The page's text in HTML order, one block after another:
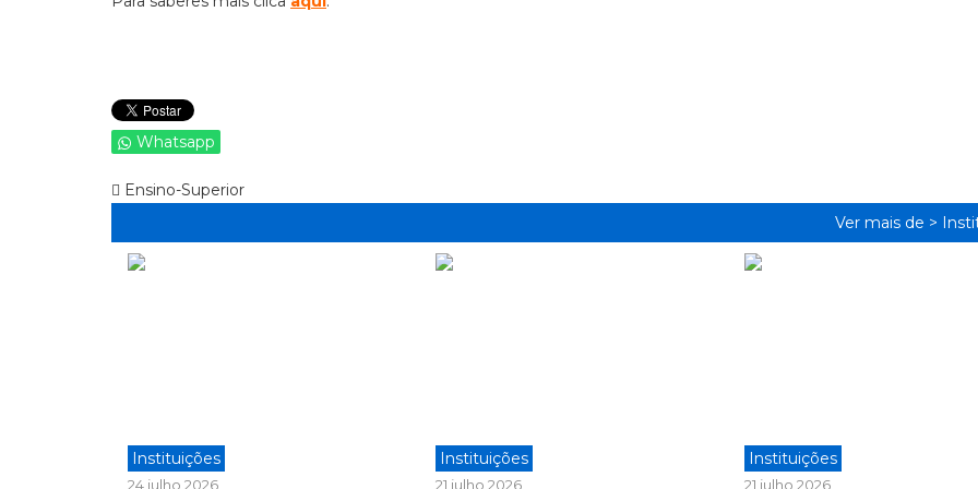
Whatsapp
Ensino-Superior
Ver mais de >
Instituições
24 julho 2026
Instituições
21 julho 2026
Instituições
21 julho 2026